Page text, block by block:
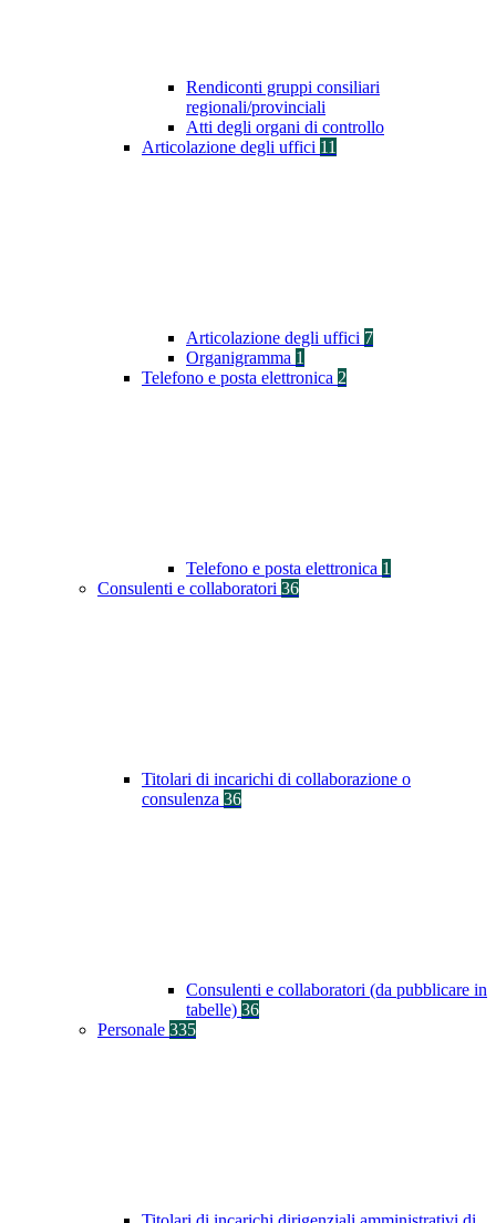
Rendiconti gruppi consiliari
regionali/provinciali
Atti degli organi di controllo
Articolazione degli uffici 11
Articolazione degli uffici 7
Organigramma 1
Telefono e posta elettronica 2
Telefono e posta elettronica 1
Consulenti e collaboratori 36
Titolari di incarichi di collaborazione o
consulenza 36
Consulenti e collaboratori (da pubblicare in
tabelle) 36
Personale 335